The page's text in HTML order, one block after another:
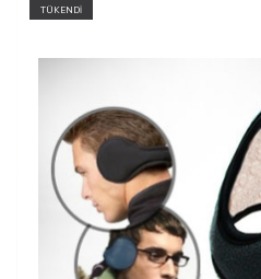
TÜKENDİ